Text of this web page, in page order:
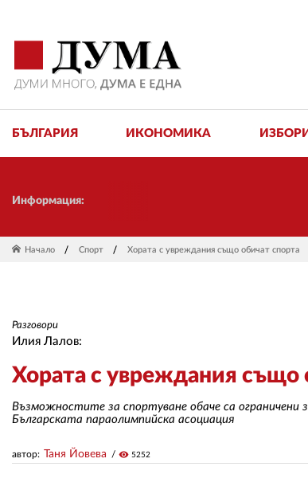
БЪЛГАРИЯ ИКОНОМИКА ИЗБОРИ
Информация:
Начало Спорт Хората с увреждания също обичат спорта
Разговори
Илия Лалов:
Хората с увреждания също
Възможностите за спортуване обаче са ограничени
Българската параолимпийска асоциация
автор: Таня Йовева visibility 5252